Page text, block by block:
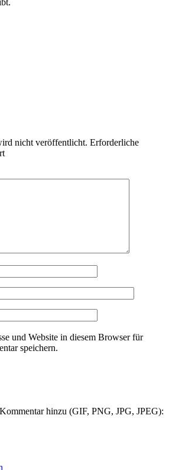
nicht veröffentlicht. Erforderliche
und Website in diesem Browser für
speichern.
hinzu (GIF, PNG, JPG, JPEG):